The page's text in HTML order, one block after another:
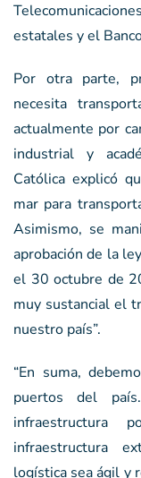
estatales y el
Por otra parte,
necesita
actualmente por
industrial y
Católica explicó
mar para
Asimismo, se
aprobación de la
el 30 octubre de
muy sustancial el
nuestro país”.
“En suma,
puertos del
infraestructura
infraestructura
logística sea ágil y